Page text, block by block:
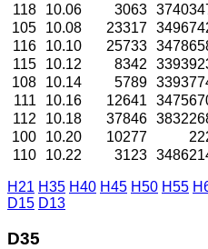
118
10.06 3063
105
10.08 23317
116
10.10 25733
115
10.12 8342
108
10.14 5789
111
10.16 12641
112
10.18 37846
100
10.20 10277
110
10.22 3123
H21 H35 H40 H45 H50 H55
D15 D13
D35